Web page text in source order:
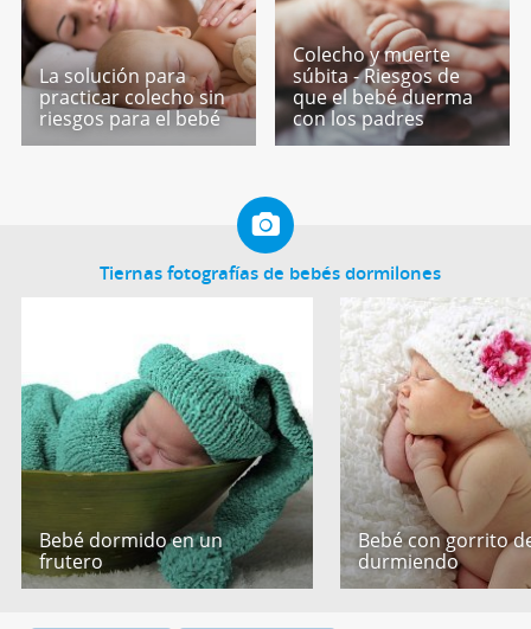
La solución para
practicar colecho sin
riesgos para el bebé
Colecho y muerte
súbita - Riesgos de
que el bebé duerma
con los padres
Tiernas fotografías de bebés dormilones
Bebé dormido en un
frutero
Bebé con gorrito
durmiendo